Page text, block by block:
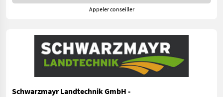
Appeler conseiller
Schwarzmayr Landtechnik GmbH -